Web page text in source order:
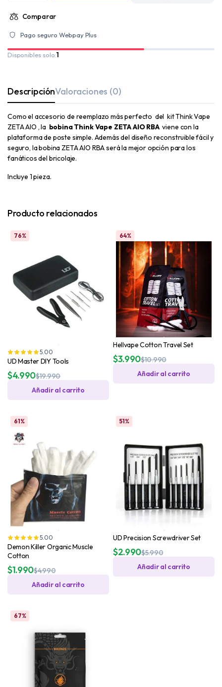
Comparar
Pago seguro Webpay Plus
Disponibles solo:1
DescripciónValoraciones (0)
Como el accesorio de reemplazo más perfecto del kit Think Vape
ZETA AIO , la bobina Think Vape ZETA AIO RBAviene con la
plataforma de poste simple. Además del diseño reconstruible fácil y
seguro, la bobina ZETA AIO RBA será la mejor opción para los
fanáticos del bricolaje.
Incluye 1 pieza.
Producto relacionados
76%
5.00
UD Master DIY Tools
$19.990
$4.990
Añadir al carrito
64%
Hellvape Cotton Travel Set
$10.990
$3.990
Añadir al carrito
61%
5.00
Demon Killer Organic Muscle
Cotton
$4.990
$1.990
Añadir al carrito
51%
UD Precision Screwdriver Set
$5.990
$2.990
Añadir al carrito
67%